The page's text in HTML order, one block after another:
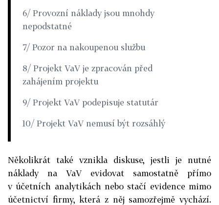
6/ Provozní náklady jsou mnohdy
nepodstatné
7/ Pozor na nakoupenou službu
8/ Projekt VaV je zpracován před
zahájením projektu
9/ Projekt VaV podepisuje statutár
10/ Projekt VaV nemusí být rozsáhlý
Několikrát také vznikla diskuse, jestli je nutné
náklady na VaV evidovat samostatně přímo
v účetních analytikách nebo stačí evidence mimo
účetnictví firmy, která z něj samozřejmě vychází.